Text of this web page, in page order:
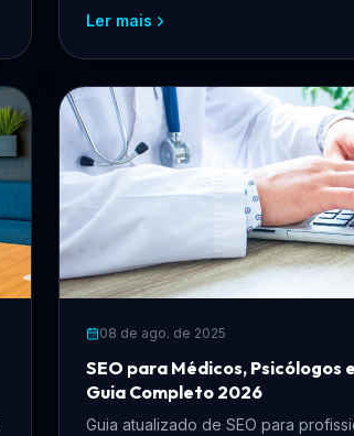
Ler mais
08 de ago. de 2025
SEO para Médicos, Psicólogos
Guia Completo 2026
Guia atualizado de SEO para